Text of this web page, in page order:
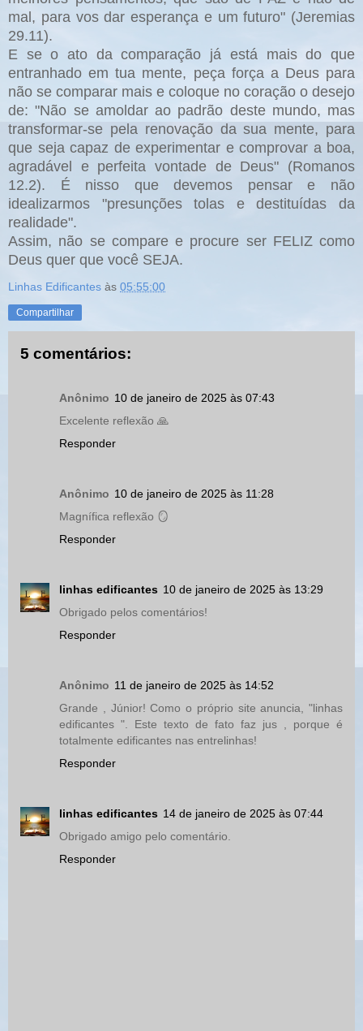
mal, para vos dar esperança e um futuro" (Jeremias
29.11).
E se o ato da comparação já está mais do que
entranhado em tua mente, peça força a Deus para
não se comparar mais e coloque no coração o desejo
de: "Não se amoldar ao padrão deste mundo, mas
transformar-se pela renovação da sua mente, para
que seja capaz de experimentar e comprovar a boa,
agradável e perfeita vontade de Deus" (Romanos
12.2). É nisso que devemos pensar e não
idealizarmos "presunções tolas e destituídas da
realidade".
Assim, não se compare e procure ser FELIZ como
Deus quer que você SEJA.
Linhas Edificantes às 05:55:00
Compartilhar
5 comentários:
Anônimo 10 de janeiro de 2025 às 07:43
Excelente reflexão 🙏
Responder
Anônimo 10 de janeiro de 2025 às 11:28
Magnífica reflexão 🪞
Responder
linhas edificantes 10 de janeiro de 2025 às 13:29
Obrigado pelos comentários!
Responder
Anônimo 11 de janeiro de 2025 às 14:52
Grande , Júnior! Como o próprio site anuncia, "linhas
edificantes ". Este texto de fato faz jus , porque é
totalmente edificantes nas entrelinhas!
Responder
linhas edificantes 14 de janeiro de 2025 às 07:44
Obrigado amigo pelo comentário.
Responder